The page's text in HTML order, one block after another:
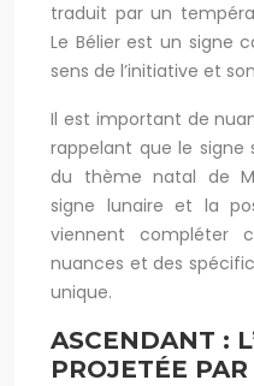
traduit par un
Le Bélier est un signe
sens de l’initiative et
Il est important de
rappelant que le signe
du thème natal de
signe lunaire et la
viennent compléter
nuances et des
unique.
ASCENDANT :
PROJETÉE